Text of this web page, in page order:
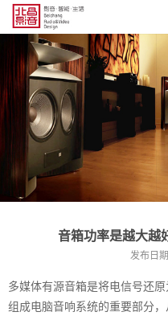
音箱功率是越大越
发布日期
多媒体有源音箱是将电信号还
组成电脑音响系统的重要部分